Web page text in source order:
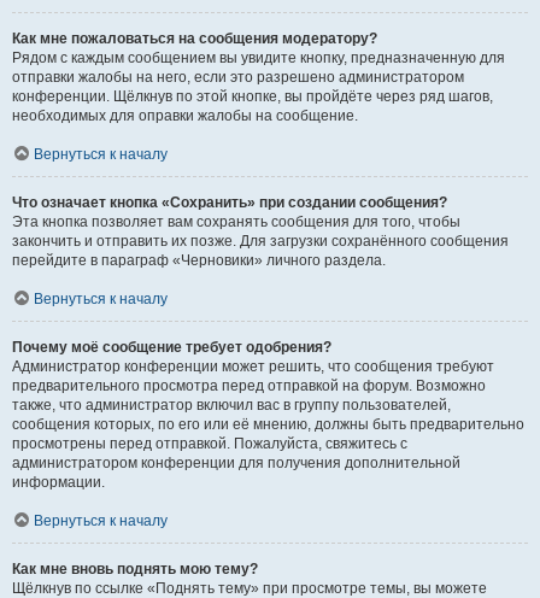
Как мне пожаловаться на сообщения модератору?
Рядом с каждым сообщением вы увидите кнопку, предназначенную для
отправки жалобы на него, если это разрешено администратором
конференции. Щёлкнув по этой кнопке, вы пройдёте через ряд шагов,
необходимых для оправки жалобы на сообщение.
Вернуться к началу
Что означает кнопка «Сохранить» при создании сообщения?
Эта кнопка позволяет вам сохранять сообщения для того, чтобы
закончить и отправить их позже. Для загрузки сохранённого сообщения
перейдите в параграф «Черновики» личного раздела.
Вернуться к началу
Почему моё сообщение требует одобрения?
Администратор конференции может решить, что сообщения требуют
предварительного просмотра перед отправкой на форум. Возможно
также, что администратор включил вас в группу пользователей,
сообщения которых, по его или её мнению, должны быть предварительно
просмотрены перед отправкой. Пожалуйста, свяжитесь с
администратором конференции для получения дополнительной
информации.
Вернуться к началу
Как мне вновь поднять мою тему?
Щёлкнув по ссылке «Поднять тему» при просмотре темы, вы можете